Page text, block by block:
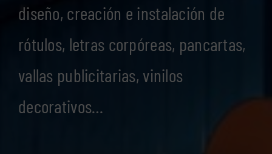
diseño, creación e instalación de
rótulos, letras corpóreas, pancartas,
vallas publicitarias, vinilos
decorativos…